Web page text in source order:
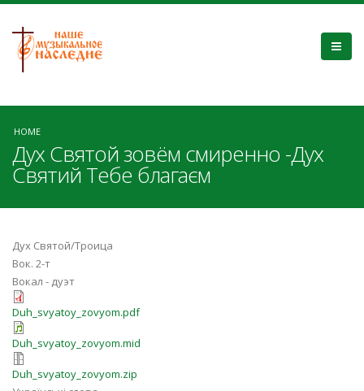
HOME
Дух Святой зовём смиренно -Дух
Святий Тебе благаєм
Дух Святой/Троица
Вок. 2-т
Вокал - дуэт
Duh_svyatoy_zovyom.pdf
Duh_svyatoy_zovyom.mid
Duh_svyatoy_zovyom.zip